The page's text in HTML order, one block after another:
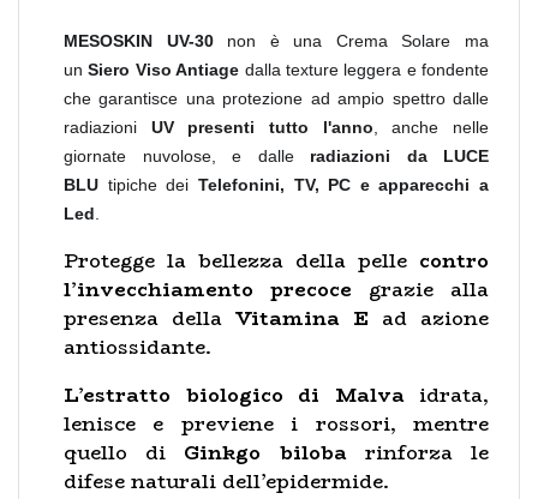
MESOSKIN UV-30non è una Crema Solare ma
unSiero Viso Antiage dalla texture leggera e fondente
che garantisce una protezione ad ampio spettro dalle
radiazioni UV presenti tutto l'anno , anche nelle
giornate nuvolose, e dalle radiazioni da LUCE
BLU tipiche dei Telefonini, TV, PC e apparecchi a
Led
Protegge la bellezza della pelle contro
l’invecchiamento precoce grazie alla
presenza della Vitamina E ad azione
antiossidante.
L’estratto biologico di Malvaidrata,
lenisce e previene i rossori, mentre
quello di Ginkgo bilobarinforza le
difese naturali dell’epidermide.